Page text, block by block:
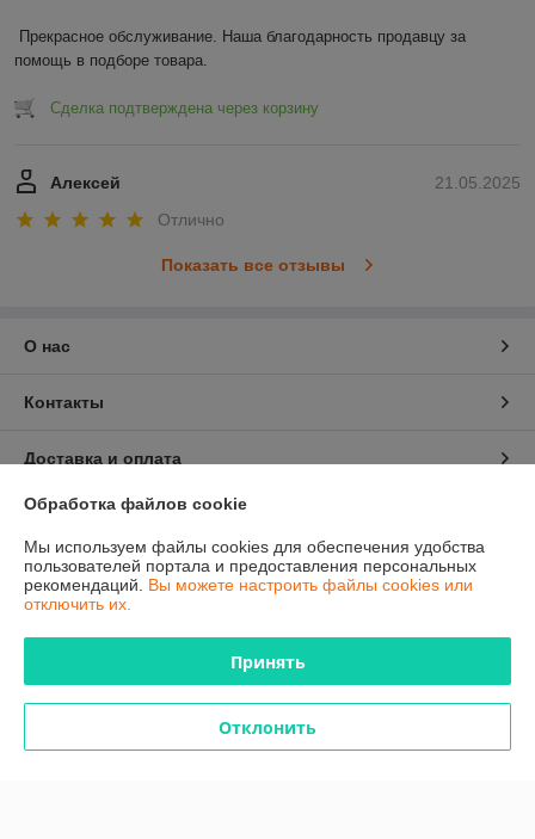
Прекрасное обслуживание. Наша благодарность продавцу за
помощь в подборе товара.
Сделка подтверждена через корзину
21.05.2025
Алексей
Отлично
Показать все отзывы
О нас
Контакты
Доставка и оплата
График работы
Полная версия сайта
Сайт создан на платформе Deal.by
Обработка файлов cookie
Мы используем файлы cookies для обеспечения удобства
пользователей портала и предоставления персональных
рекомендаций. Вы можете настроить файлы cookies или
отключить их.
Принять
Отклонить